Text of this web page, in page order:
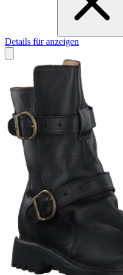
Details für anzeigen